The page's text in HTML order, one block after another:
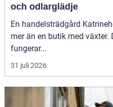
och odlarglädje
En handelsträdgård
mer än en butik med växter.
fungerar...
31 juli 2026